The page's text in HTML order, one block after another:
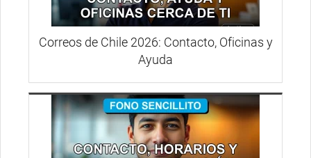
Correos de Chile 2026: Contacto, Oficinas y
Ayuda